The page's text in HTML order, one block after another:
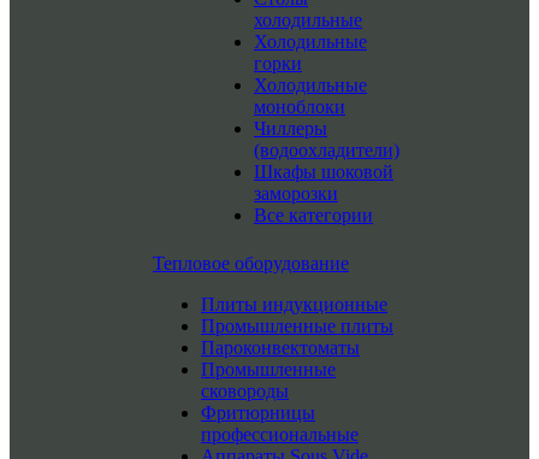
холодильные
Холодильные
горки
Холодильные
моноблоки
Чиллеры
(водоохладители)
Шкафы шоковой
заморозки
Все категории
Тепловое оборудование
Плиты индукционные
Промышленные плиты
Пароконвектоматы
Промышленные
сковороды
Фритюрницы
профессиональные